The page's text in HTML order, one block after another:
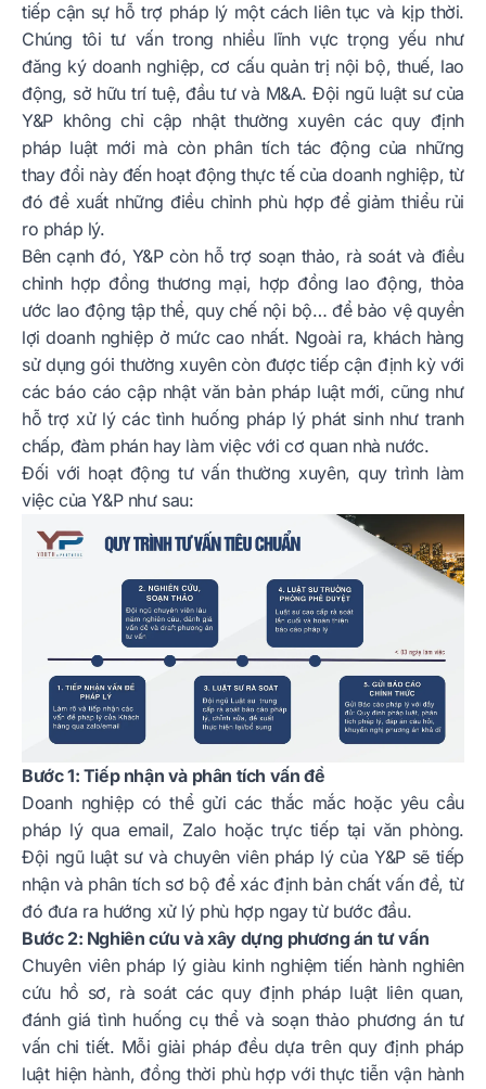
tiếp cận sự hỗ trợ pháp lý một cách liên tục và kịp thời.
Chúng tôi tư vấn trong nhiều lĩnh vực trọng yếu như
đăng ký doanh nghiệp, cơ cấu quản trị nội bộ, thuế, lao
động, sở hữu trí tuệ, đầu tư và M&A. Đội ngũ luật sư của
Y&P không chỉ cập nhật thường xuyên các quy định
pháp luật mới mà còn phân tích tác động của những
thay đổi này đến hoạt động thực tế của doanh nghiệp, từ
đó đề xuất những điều chỉnh phù hợp để giảm thiểu rủi
ro pháp lý.
Bên cạnh đó, Y&P còn hỗ trợ soạn thảo, rà soát và điều
chỉnh hợp đồng thương mại, hợp đồng lao động, thỏa
ước lao động tập thể, quy chế nội bộ… để bảo vệ quyền
lợi doanh nghiệp ở mức cao nhất. Ngoài ra, khách hàng
sử dụng gói thường xuyên còn được tiếp cận định kỳ với
các báo cáo cập nhật văn bản pháp luật mới, cũng như
hỗ trợ xử lý các tình huống pháp lý phát sinh như tranh
chấp, đàm phán hay làm việc với cơ quan nhà nước.
Đối với hoạt động tư vấn thường xuyên, quy trình làm
việc của Y&P như sau:
Bước 1: Tiếp nhận và phân tích vấn đề
Doanh nghiệp có thể gửi các thắc mắc hoặc yêu cầu
pháp lý qua email, Zalo hoặc trực tiếp tại văn phòng.
Đội ngũ luật sư và chuyên viên pháp lý của Y&P sẽ tiếp
nhận và phân tích sơ bộ để xác định bản chất vấn đề, từ
đó đưa ra hướng xử lý phù hợp ngay từ bước đầu.
Bước 2: Nghiên cứu và xây dựng phương án tư vấn
Chuyên viên pháp lý giàu kinh nghiệm tiến hành nghiên
cứu hồ sơ, rà soát các quy định pháp luật liên quan,
đánh giá tình huống cụ thể và soạn thảo phương án tư
vấn chi tiết. Mỗi giải pháp đều dựa trên quy định pháp
luật hiện hành, đồng thời phù hợp với thực tiễn vận hành